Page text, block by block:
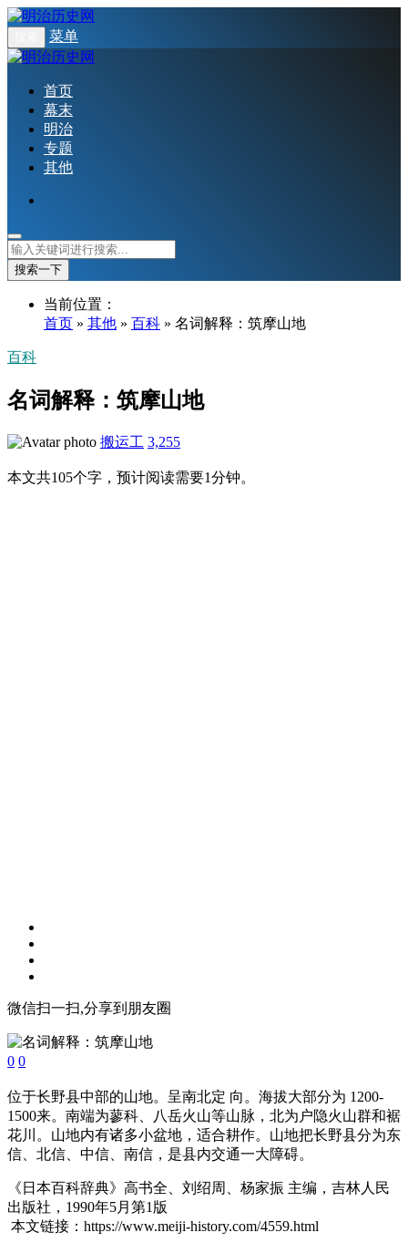
菜单
首页
幕末
明治
专题
其他
搜索一下
当前位置：
首页 » 其他 » 百科 » 名词解释：筑摩山地
百科
名词解释：筑摩山地
搬运工 3,255
本文共105个字，预计阅读需要1分钟。
微信扫一扫,分享到朋友圈
0 0
位于长野县中部的山地。呈南北定 向。海拔大部分为 1200-
1500来。南端为蓼科、八岳火山等山脉，北为户隐火山群和裾
花川。山地内有诸多小盆地，适合耕作。山地把长野县分为东
信、北信、中信、南信，是县内交通一大障碍。
《日本百科辞典》高书全、刘绍周、杨家振 主编，吉林人民
出版社，1990年5月第1版
本文链接：https://www.meiji-history.com/4559.html